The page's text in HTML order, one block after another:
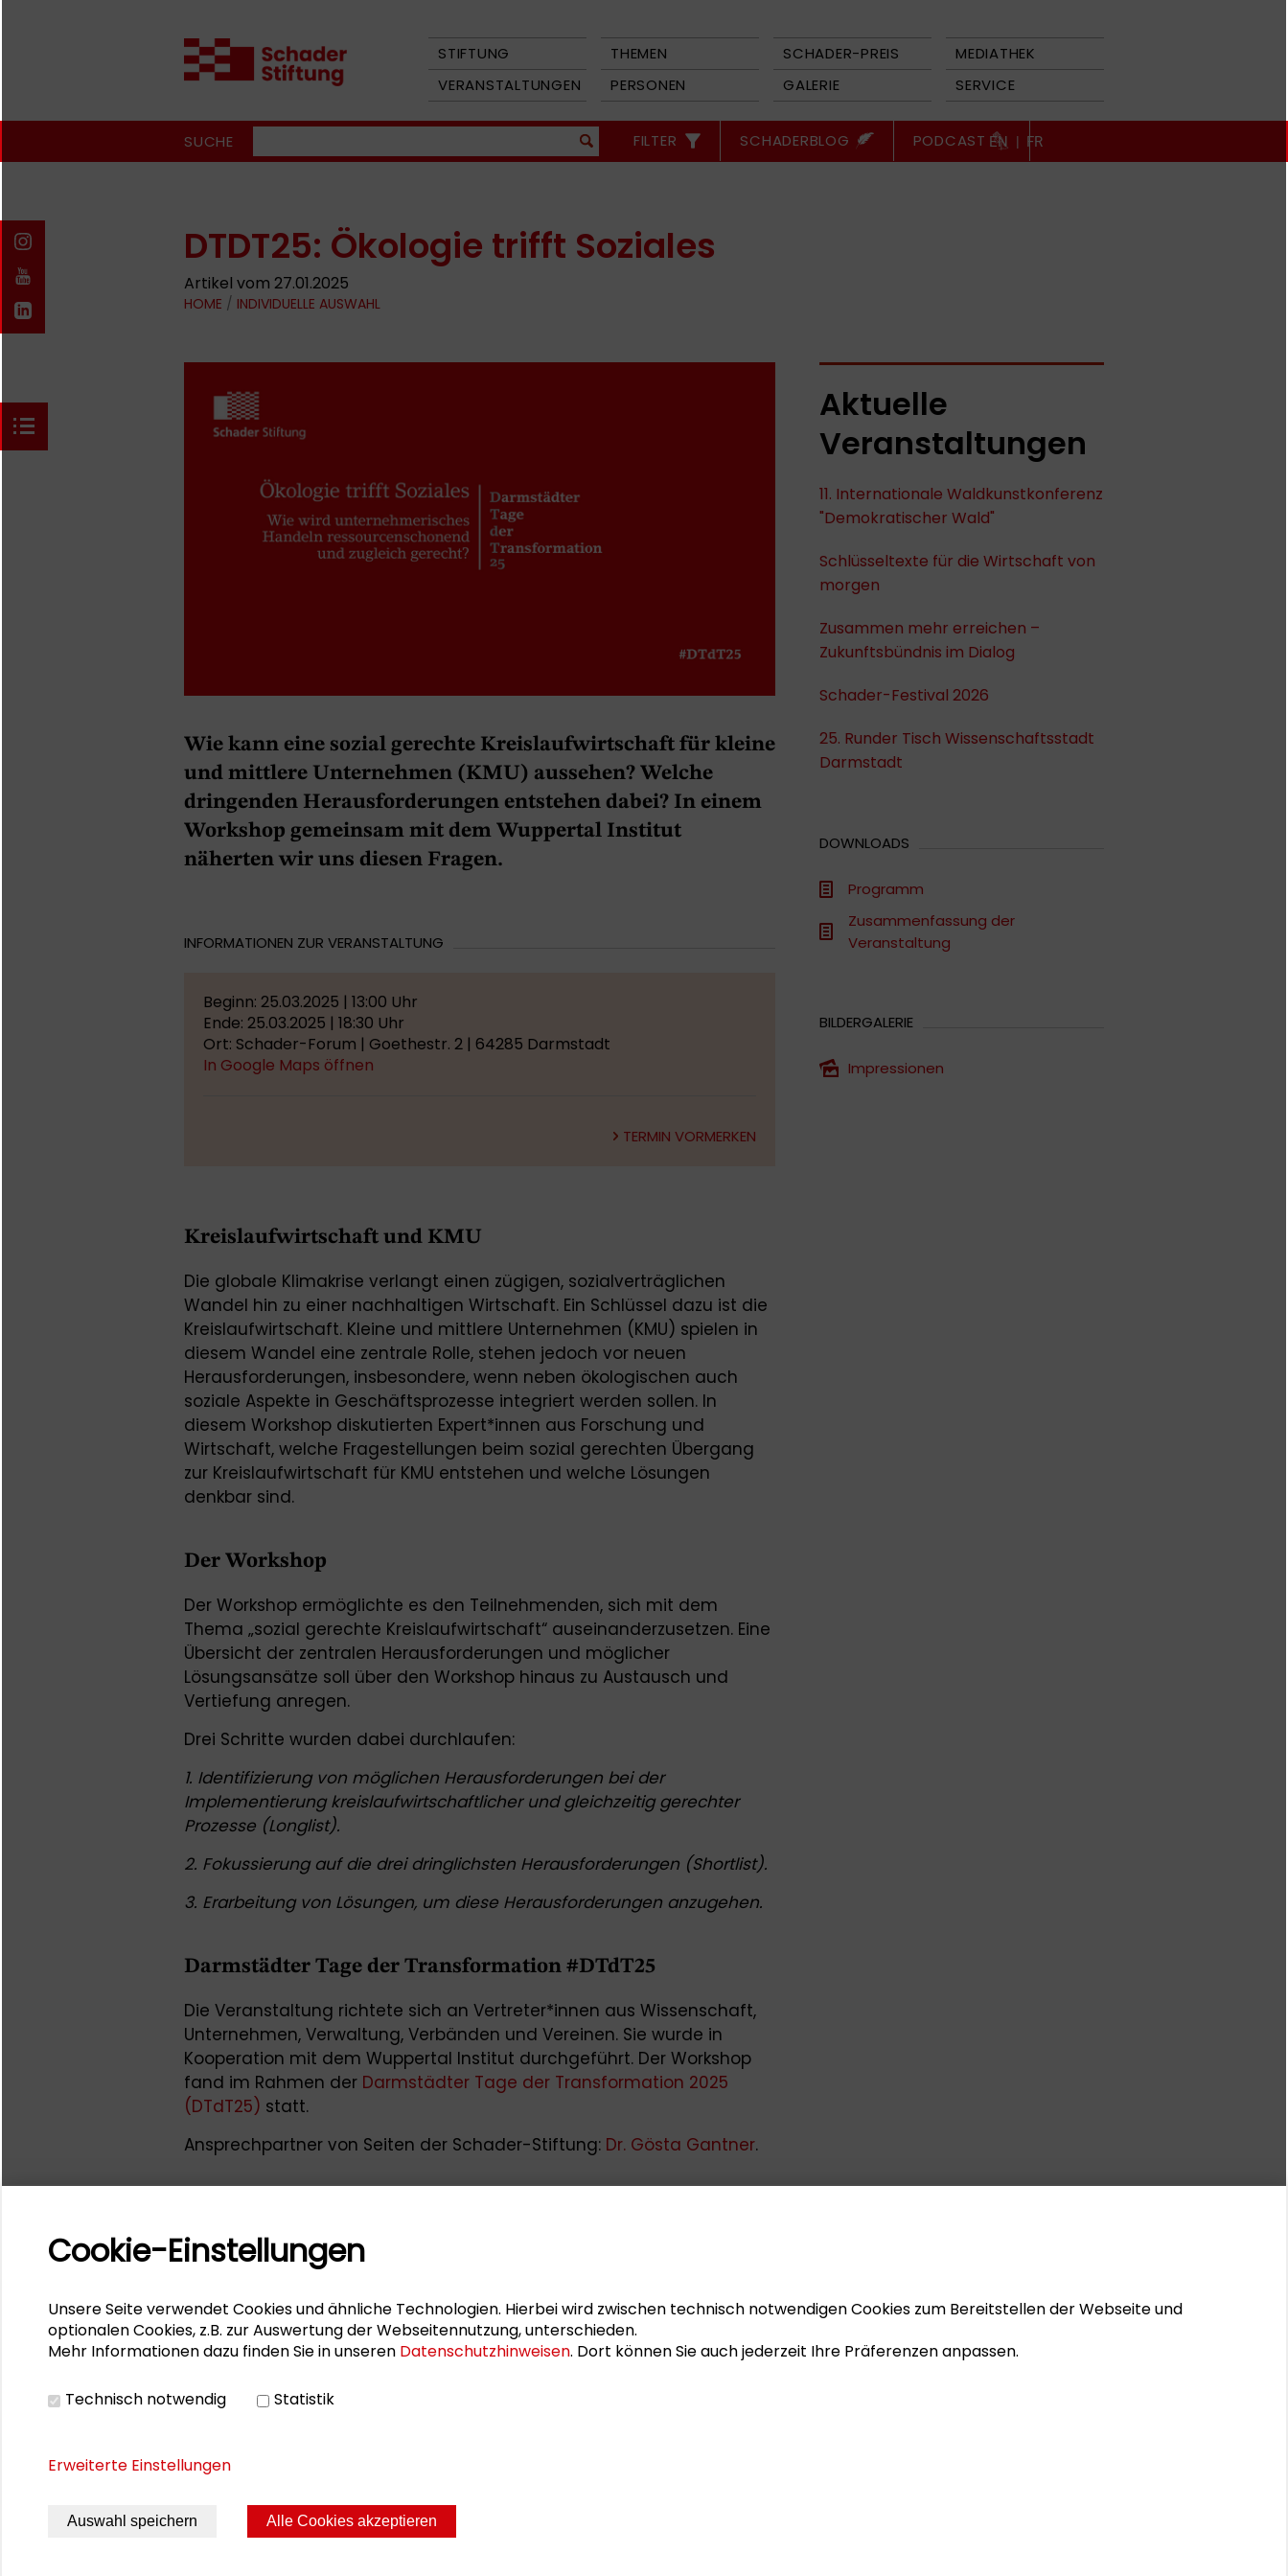
STIFTUNG THEMEN SCHADER-PREIS
MEDIATHEK
VERANSTALTUNGEN
PERSONEN GALERIE SERVICE
SUCHE FILTER SCHADERBLOG PODCAST EN | FR
DTDT25: Ökologie trifft Soziales
Artikel vom 27.01.2025
HOME / INDIVIDUELLE AUSWAHL
Wie kann eine sozial gerechte Kreislaufwirtschaft für kleine
und mittlere Unternehmen (KMU) aussehen? Welche
dringenden Herausforderungen entstehen dabei? In einem
Workshop gemeinsam mit dem Wuppertal Institut
näherten wir uns diesen Fragen.
INFORMATIONEN ZUR VERANSTALTUNG
Beginn: 25.03.2025 | 13:00 Uhr
Ende: 25.03.2025 | 18:30 Uhr
Ort: Schader-Forum | Goethestr. 2 | 64285 Darmstadt
In Google Maps öffnen
TERMIN VORMERKEN
Kreislaufwirtschaft und KMU
Die globale Klimakrise verlangt einen zügigen, sozialverträglichen
Wandel hin zu einer nachhaltigen Wirtschaft. Ein Schlüssel dazu ist die
Kreislaufwirtschaft. Kleine und mittlere Unternehmen (KMU) spielen in
diesem Wandel eine zentrale Rolle, stehen jedoch vor neuen
Herausforderungen, insbesondere, wenn neben ökologischen auch
soziale Aspekte in Geschäftsprozesse integriert werden sollen. In
diesem Workshop diskutierten Expert*innen aus Forschung und
Wirtschaft, welche Fragestellungen beim sozial gerechten Übergang
zur Kreislaufwirtschaft für KMU entstehen und welche Lösungen
denkbar sind.
Der Workshop
Der Workshop ermöglichte es den Teilnehmenden, sich mit dem
Thema „sozial gerechte Kreislaufwirtschaft“ auseinanderzusetzen. Eine
Übersicht der zentralen Herausforderungen und möglicher
Lösungsansätze soll über den Workshop hinaus zu Austausch und
Vertiefung anregen.
Drei Schritte wurden dabei durchlaufen:
1. Identifizierung von möglichen Herausforderungen bei der
Implementierung kreislaufwirtschaftlicher und gleichzeitig gerechter
Prozesse (Longlist).
2. Fokussierung auf die drei dringlichsten Herausforderungen (Shortlist).
3. Erarbeitung von Lösungen, um diese Herausforderungen anzugehen.
Darmstädter Tage der Transformation #DTdT25
Die Veranstaltung richtete sich an Vertreter*innen aus Wissenschaft,
Unternehmen, Verwaltung, Verbänden und Vereinen. Sie wurde in
Kooperation mit dem Wuppertal Institut durchgeführt. Der Workshop
fand im Rahmen der Darmstädter Tage der Transformation 2025
(DTdT25) statt.
Ansprechpartner von Seiten der Schader-Stiftung: Dr. Gösta Gantner.
Aktuelle
Veranstaltungen
11. Internationale Waldkunstkonferenz
"Demokratischer Wald"
Schlüsseltexte für die Wirtschaft von
morgen
Zusammen mehr erreichen –
Zukunftsbündnis im Dialog
Schader-Festival 2026
25. Runder Tisch Wissenschaftsstadt
Darmstadt
DOWNLOADS
Programm
Zusammenfassung der
Veranstaltung
BILDERGALERIE
Impressionen
Seite drucken Sitemap Impressum
Cookie-Einstellungen
Unsere Seite verwendet Cookies und ähnliche Technologien. Hierbei wird zwischen technisch notwendigen Cookies zum Bereitstellen der Webseite und
optionalen Cookies, z.B. zur Auswertung der Webseitennutzung, unterschieden.
Mehr Informationen dazu finden Sie in unseren Datenschutzhinweisen. Dort können Sie auch jederzeit Ihre Präferenzen anpassen.
Technisch notwendig Statistik
Erweiterte Einstellungen
Auswahl speichern Alle Cookies akzeptieren